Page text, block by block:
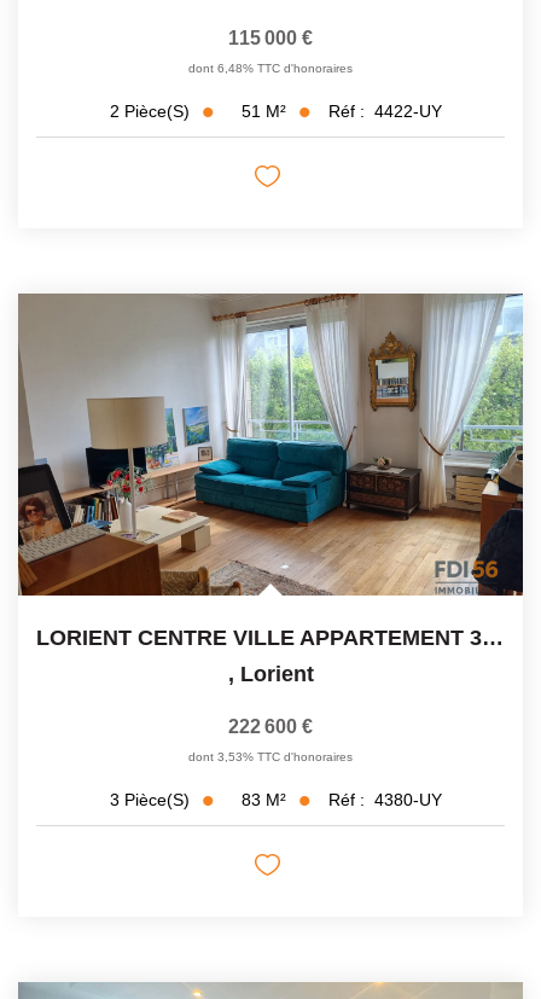
115 000 €
dont 6,48% TTC d'honoraires
2 Pièce(s) 51 M² Réf : 4422-UY
LORIENT CENTRE VILLE APPARTEMENT 3 PIÈCES 84M2 A VENDRE
, Lorient
222 600 €
dont 3,53% TTC d'honoraires
3 Pièce(s) 83 M² Réf : 4380-UY